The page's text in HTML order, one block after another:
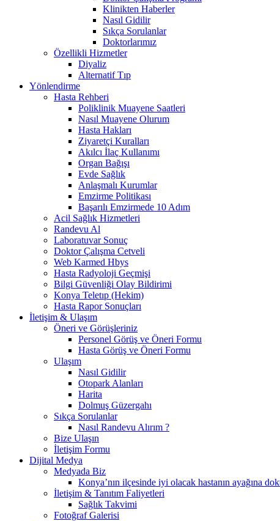
Klinikten Haberler
Nasıl Gidilir
Sıkça Sorulanlar
Doktorlarımız
Özellikli Hizmetler
Diyaliz
Alternatif Tıp
Yönlendirme
Hasta Rehberi
Poliklinik Muayene Saatleri
Nasıl Muayene Olurum
Hasta Hakları
Ziyaretçi Kuralları
Akılcı İlaç Kullanımı
Organ Bağışı
Evde Sağlık
Anlaşmalı Kurumlar
Emzirme Politikası
Başarılı Emzirmede 10 Adım
Acil Sağlık Hizmetleri
Randevu Al
Laboratuvar Sonuç
Doktor Çalışma Cetveli
Web Karmed Hbys
Hasta Radyoloji Geçmişi
Bilgi Güvenliği Olay Bildirimi
Konya Teletıp (Hekim)
Hasta Rapor Sonuçları
İletişim & Ulaşım
Öneri ve Görüşleriniz
Personel Görüş ve Öneri Formu
Hasta Görüş ve Öneri Formu
Ulaşım
Nasıl Gidilir
Otopark Alanları
Harita
Dolmuş Güzergahı
Sıkça Sorulanlar
Nasıl Randevu Alırım ?
Bize Ulaşın
İletişim Formu
Dijital Medya
Medyada Biz
Konya’nın ilçesinde iyi olacak hastanın ayağına
İletişim & Tanıtım Faliyetleri
Sağlık Takvimi
Fotoğraf Galerisi